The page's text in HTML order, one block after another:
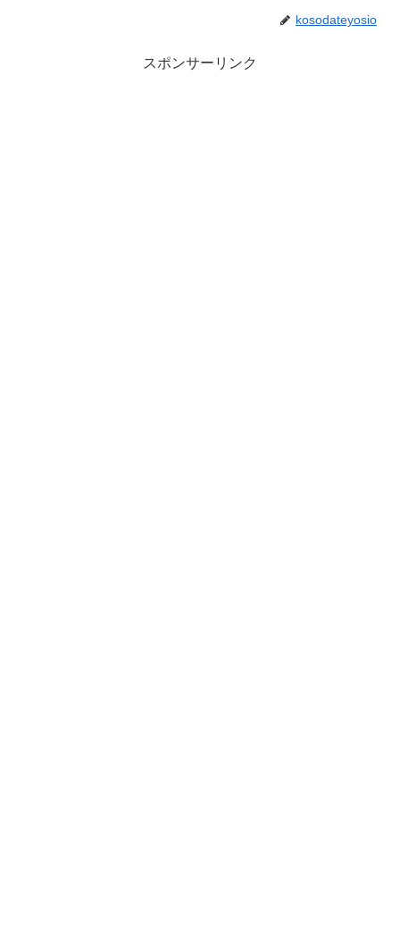
kosodateyosio
スポンサーリンク